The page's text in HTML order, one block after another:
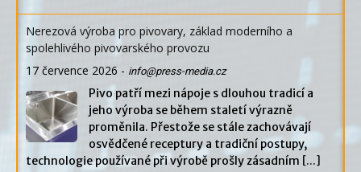
Nerezová výroba pro pivovary, základ moderního a
spolehlivého pivovarského provozu
17 července 2026 - info@press-media.cz
Pivo patří mezi nápoje s dlouhou tradicí a
jeho výroba se během staletí výrazně
proměnila. Přestože se stále zachovávají
osvědčené receptury a tradiční postupy,
technologie používané při výrobě prošly zásadním [...]